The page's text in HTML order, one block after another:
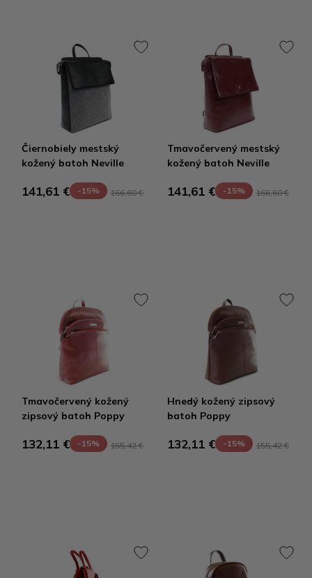
Čiernobiely mestský
kožený batoh Neville
141,61 € -15% 166,60 €
Tmavočervený mestský
kožený batoh Neville
141,61 € -15% 166,60 €
Tmavočervený kožený
zipsový batoh Poppy
132,11 € -15% 155,42 €
Hnedý kožený zipsový
batoh Poppy
132,11 € -15% 155,42 €